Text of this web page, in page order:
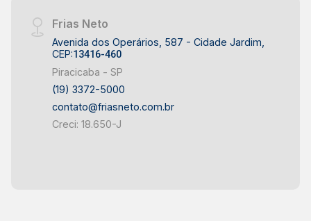
Frias Neto
Avenida dos Operários, 587 - Cidade Jardim,
CEP:13416-460
Piracicaba - SP
(19) 3372-5000
contato@friasneto.com.br
Creci: 18.650-J